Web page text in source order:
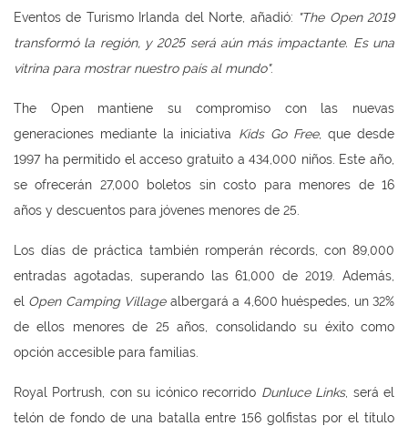
Eventos de Turismo Irlanda del Norte, añadió: "The Open 2019
transformó la región, y 2025 será aún más impactante. Es una
vitrina para mostrar nuestro país al mundo".
The Open mantiene su compromiso con las nuevas
generaciones mediante la iniciativa Kids Go Free, que desde
1997 ha permitido el acceso gratuito a 434,000 niños. Este año,
se ofrecerán 27,000 boletos sin costo para menores de 16
años y descuentos para jóvenes menores de 25.
Los días de práctica también romperán récords, con 89,000
entradas agotadas, superando las 61,000 de 2019. Además,
el Open Camping Villagealbergará a 4,600 huéspedes, un 32%
de ellos menores de 25 años, consolidando su éxito como
opción accesible para familias.
Royal Portrush, con su icónico recorrido Dunluce Links, será el
telón de fondo de una batalla entre 156 golfistas por el título